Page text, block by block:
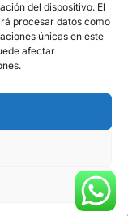
del dispositivo. El
procesar datos como
únicas en este
afectar